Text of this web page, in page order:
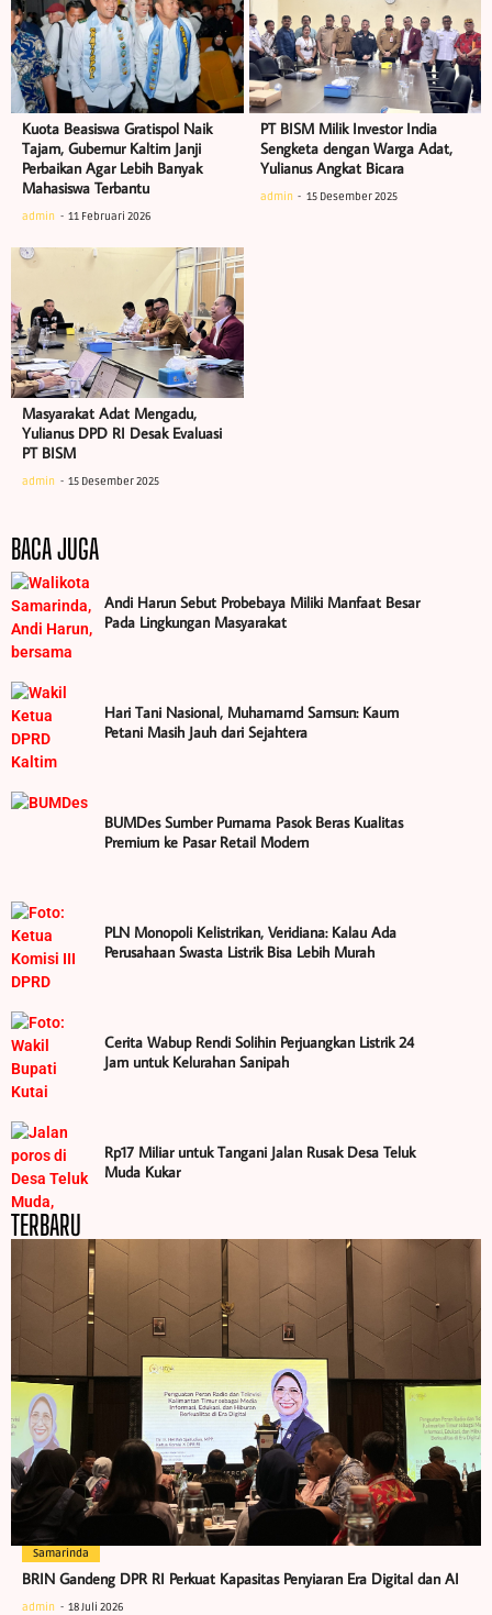
Kuota Beasiswa Gratispol Naik
Tajam, Gubernur Kaltim Janji
Perbaikan Agar Lebih Banyak
Mahasiswa Terbantu
admin 11 Februari 2026
PT BISM Milik Investor India
Sengketa dengan Warga Adat,
Yulianus Angkat Bicara
admin 15 Desember 2025
Masyarakat Adat Mengadu,
Yulianus DPD RI Desak Evaluasi
PT BISM
admin 15 Desember 2025
BACA JUGA
Andi Harun Sebut Probebaya Miliki Manfaat Besar
Pada Lingkungan Masyarakat
Hari Tani Nasional, Muhamamd Samsun: Kaum
Petani Masih Jauh dari Sejahtera
BUMDes Sumber Purnama Pasok Beras Kualitas
Premium ke Pasar Retail Modern
PLN Monopoli Kelistrikan, Veridiana: Kalau Ada
Perusahaan Swasta Listrik Bisa Lebih Murah
Cerita Wabup Rendi Solihin Perjuangkan Listrik 24
Jam untuk Kelurahan Sanipah
Rp17 Miliar untuk Tangani Jalan Rusak Desa Teluk
Muda Kukar
TERBARU
Samarinda
BRIN Gandeng DPR RI Perkuat Kapasitas Penyiaran Era Digital dan AI
admin 18 Juli 2026